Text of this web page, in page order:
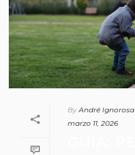
By André Ignorosa
marzo 11, 2026